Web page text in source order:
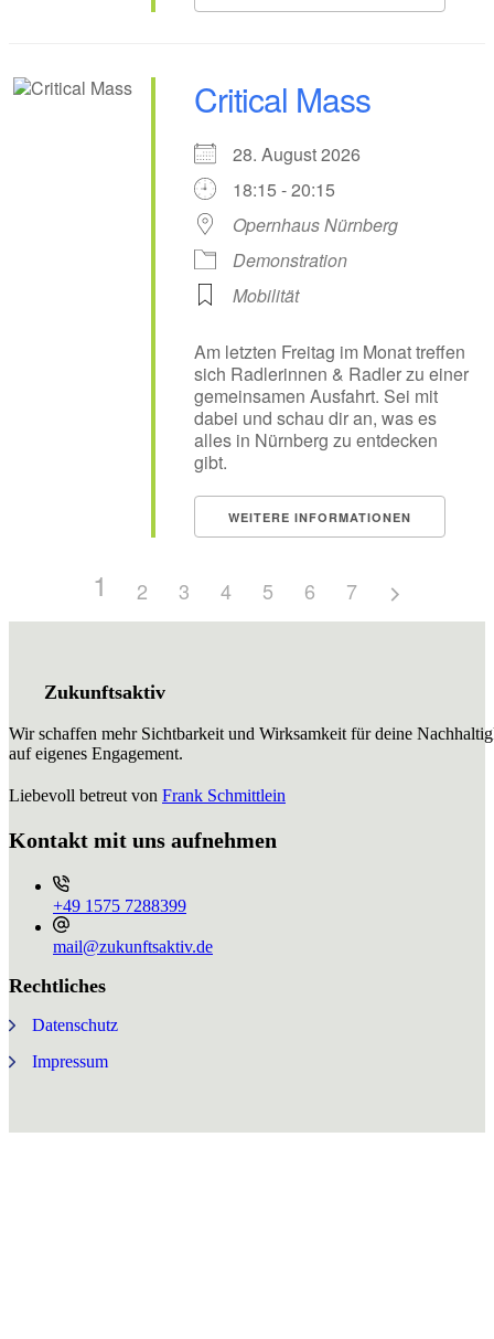
Critical Mass
28. August 2026
18:15 - 20:15
Opernhaus Nürnberg
Demonstration
Mobilität
Am letzten Freitag im Monat treffen
sich Radlerinnen & Radler zu einer
gemeinsamen Ausfahrt. Sei mit
dabei und schau dir an, was es
alles in Nürnberg zu entdecken
gibt.
WEITERE INFORMATIONEN
1 2 3 4 5 6 7
Zukunftsaktiv
Wir schaffen mehr Sichtbarkeit und Wirksamkeit für deine
auf eigenes Engagement.
Liebevoll betreut von Frank Schmittlein
Kontakt mit uns aufnehmen
+49 ⁨1575 7288399⁩
mail@zukunftsaktiv.de
Rechtliches
Datenschutz
Impressum